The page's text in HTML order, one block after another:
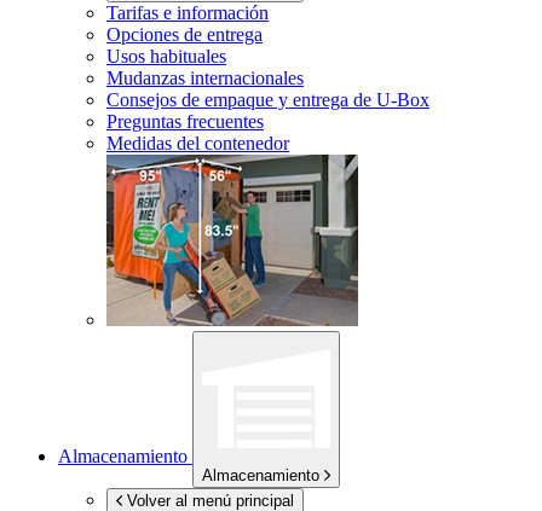
Tarifas e información
Opciones de entrega
Usos habituales
Mudanzas internacionales
Consejos de empaque y entrega de U-Box
Preguntas frecuentes
Medidas del contenedor
Almacenamiento
Almacenamiento
Volver al menú principal